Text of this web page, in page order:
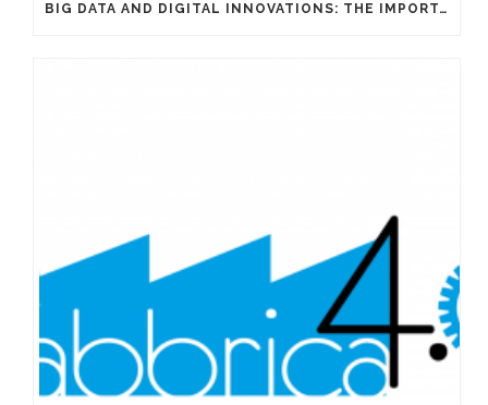
BIG DATA AND DIGITAL INNOVATIONS: THE IMPORTANCE OF HAVING EXPERTS ON YOUR SIDE